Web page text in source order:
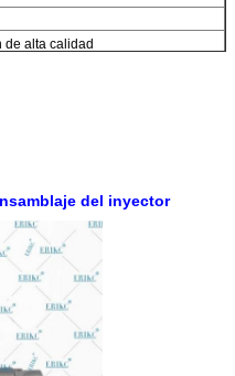
de alta calidad
después del pago, puede obtener
de 6-12 días.
durante mucho tiempo.
TNT, EMS, ARAMEX, Por aire.
MG, PayPal, Ect.
Europa, Medio Oriente, África,
del inyector